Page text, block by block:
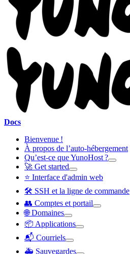
Docs
Bienvenue !
À propos de l’auto-hébergement
Qu’est-ce que YunoHost ?
🚀 Get started
⭐ Interface d'admin web
🛠️ SSH et la ligne de commande
👥 Comptes et portail
🌐 Domaines
📦 Applications
📬 Courriels
🚑 Sauvegardes